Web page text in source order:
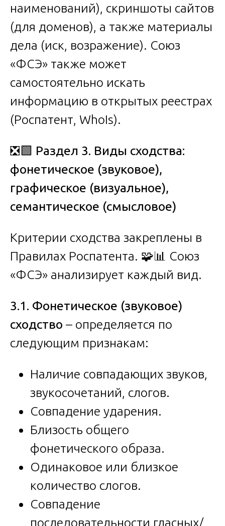
наименований), скриншоты сайтов
(для доменов), а также материалы
дела (иск, возражение). Союз
«ФСЭ» также может
самостоятельно искать
информацию в открытых реестрах
(Роспатент, WhoIs).
❎🟩 Раздел 3. Виды сходства:
фонетическое (звуковое),
графическое (визуальное),
семантическое (смысловое)
Критерии сходства закреплены в
Правилах Роспатента. 🧩📊 Союз
«ФСЭ» анализирует каждый вид.
3.1. Фонетическое (звуковое)
сходство – определяется по
следующим признакам:
Наличие совпадающих звуков,
звукосочетаний, слогов.
Совпадение ударения.
Близость общего
фонетического образа.
Одинаковое или близкое
количество слогов.
Совпадение
последовательности гласных/